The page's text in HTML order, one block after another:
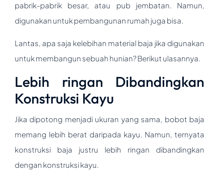
pabrik-pabrik besar, atau pub jembatan. Namun,
digunakan untuk pembangunan rumah juga bisa.
Lantas, apa saja kelebihan material baja jika digunakan
untuk membangun sebuah hunian? Berikut ulasannya.
Lebih ringan Dibandingkan
Konstruksi Kayu
Jika dipotong menjadi ukuran yang sama, bobot baja
memang lebih berat daripada kayu. Namun, ternyata
konstruksi baja justru lebih ringan dibandingkan
dengan konstruksi kayu.